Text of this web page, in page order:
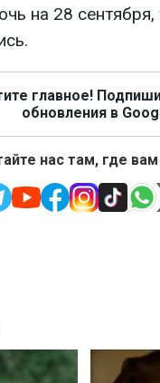
на 28
главное!
обновления в
нас там, где